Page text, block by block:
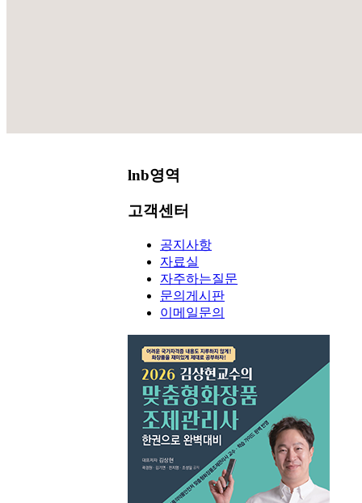
lnb영역
고객센터
공지사항
자료실
자주하는질문
문의게시판
이메일문의